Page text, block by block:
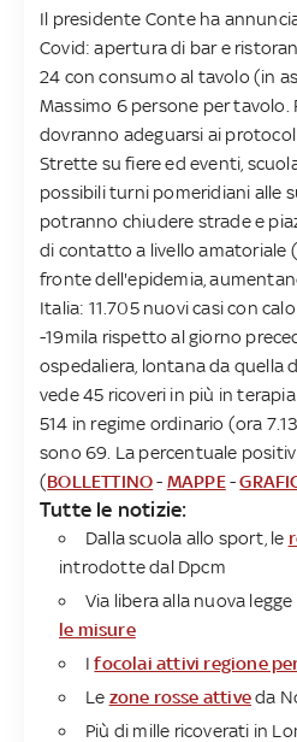
Il presidente Conte ha
Covid: apertura di bar e
24 con consumo al tavolo (in
Massimo 6 persone per tavolo.
dovranno adeguarsi ai
Strette su fiere ed eventi,
possibili turni pomeridiani alle
potranno chiudere strade e
di contatto a livello amatoriale (
fronte dell'epidemia,
Italia: 11.705 nuovi casi con
-19mila rispetto al giorno
ospedaliera, lontana da quella
vede 45 ricoveri in più in
514 in regime ordinario (ora
sono 69. La percentuale
(BOLLETTINO- MAPPE-
Tutte le notizie:
Dalla scuola allo sport, le
introdotte dal Dpcm
Via libera alla nuova
le misure
Ifocolai attivi regione
Le zone rosse attiveda
Più di mille ricoverati in